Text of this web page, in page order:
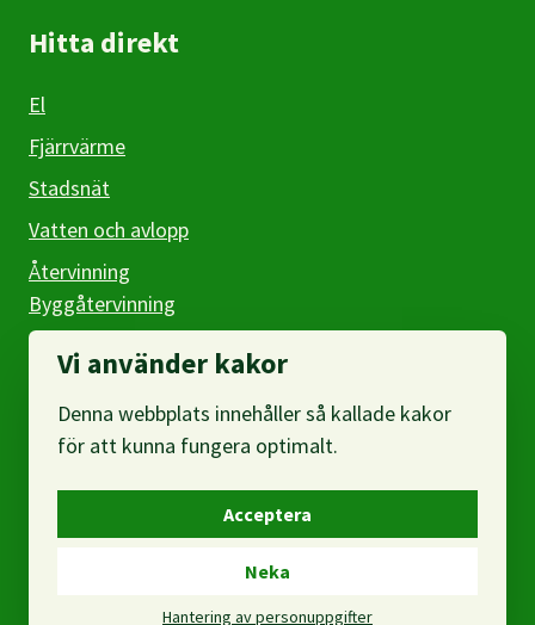
Hitta direkt
El
Fjärrvärme
Stadsnät
Vatten och avlopp
Återvinning
Byggåtervinning
Företag
Om webbplatsen
Om personuppgifter
Vi använder kakor
Denna webbplats innehåller så kallade kakor
för att kunna fungera optimalt.
Acceptera
Neka
Hantering av personuppgifter